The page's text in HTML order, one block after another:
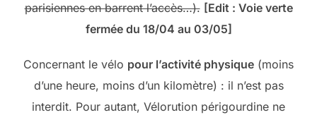
parisiennes en barrent l’accès…). [Edit : Voie verte
fermée du 18/04 au 03/05]
Concernant le vélo pour l’activité physique (moins
d’une heure, moins d’un kilomètre) : il n’est pas
interdit. Pour autant, Vélorution périgourdine ne